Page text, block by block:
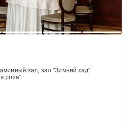
3 4 5
зал, зал "Зимний сад"
роза"